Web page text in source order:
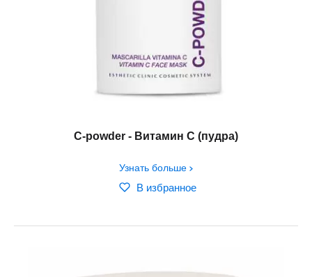
C-powder - Витамин С (пудра)
Узнать больше
В избранное